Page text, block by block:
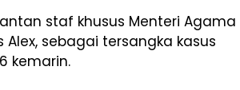
staf khusus Menteri Agama
Alex, sebagai tersangka kasus
kemarin.